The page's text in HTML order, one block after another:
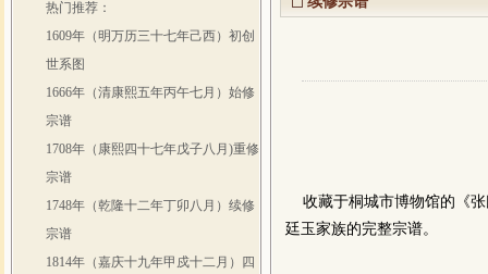
热门推荐：
1609年（明万历三十七年己西）初创
世系图
1666年（清康熙五年丙午七月）始修
宗谱
1708年（康熙四十七年戊子八月)重修
宗谱
1748年（乾隆十二年丁卯八月）续修
宗谱
1814年（嘉庆十九年甲戍十二月）四
收藏于桐城市博物馆的《张
廷玉家族的完整宗谱。